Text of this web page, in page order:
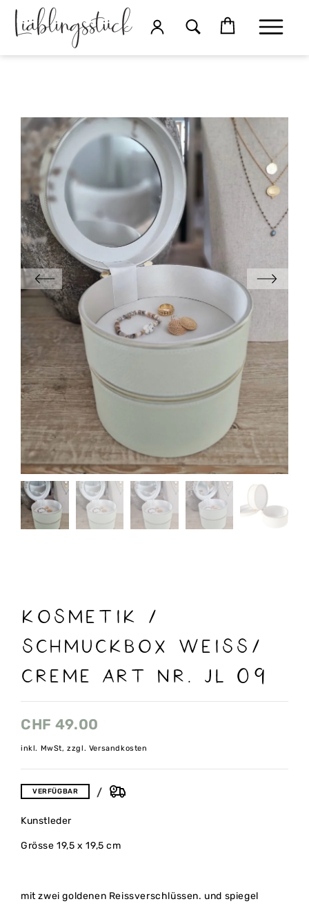
Kosmetik /
Schmuckbox weiss/
creme Art nr. Jl 09
CHF 49.00
inkl. MwSt, zzgl. Versandkosten
VERFÜGBAR
Kunstleder
Grösse 19,5 x 19,5 cm
mit zwei goldenen Reissverschlüssen. und spiegel